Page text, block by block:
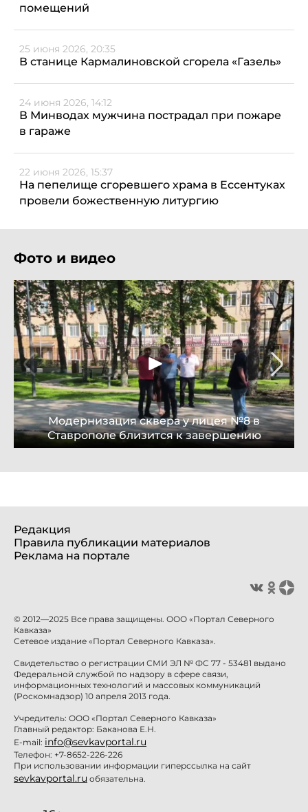
помещений
25 июня 2026, 20:35
В станице Кармалиновской сгорела «Газель»
24 июня 2026, 14:12
В Минводах мужчина пострадал при пожаре
в гараже
22 июня 2026, 15:37
На пепелище сгоревшего храма в Ессентуках
провели божественную литургию
Фото и видео
Модернизация сквера у лицея №8 в
Ставрополе близится к завершению
Редакция
Правила публикации материалов
Реклама на портале
© 2012—2025 Все права защищены. ООО «Портал Северного
Кавказа»
Сетевое издание «Портал Северного Кавказа».
Свидетельство о регистрации СМИ ЭЛ № ФС 77 - 53481 выдано
Федеральной службой по надзору в сфере связи,
информационных технологий и массовых коммуникаций
(Роскомнадзор) 10 апреля 2013 года.
Учредитель: ООО «Портал Северного Кавказа»
Главный редактор: Баканова Е.Н.
E-mail: info@sevkavportal.ru
Телефон: +7-8652-226-226
При использовании информации гиперссылка на сайт
sevkavportal.ru обязательна.